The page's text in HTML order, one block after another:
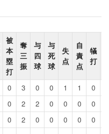
被
本
塁
打
奪
三
振
与
四
球
与
死
球
失
点
自
責
点
犠
打
0 3 0 0 1 1 0
0 2 2 0 0 0 0
0 2 0 0 0 0 0